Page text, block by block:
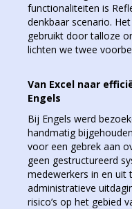
functionaliteiten is
denkbaar scenario.
gebruikt door talloze
lichten we twee
Van Excel naar
Engels
Bij Engels werd
handmatig
voor een gebrek aan
geen gestructureerd
medewerkers in en uit
administratieve
risico’s op het gebied